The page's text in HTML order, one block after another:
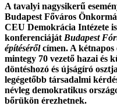
A tavalyi nagysikerű
Budapest Főváros
CEU Demokrácia Intézete
konferenciáját Budapest
építésérőlcímen. A kétnapos
mintegy 70 vezető hazai és
döntéshozó és újságíró
legégetőbb társadalmi
névleg demokratikus
bőrükön érezhetnek.